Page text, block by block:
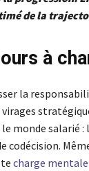
de la
à
la
monde salarié
codécision.
charge mentale